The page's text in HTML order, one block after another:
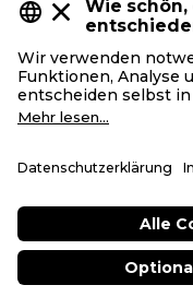
AGB
Datenschutz
Privatsphäre
Deutsch